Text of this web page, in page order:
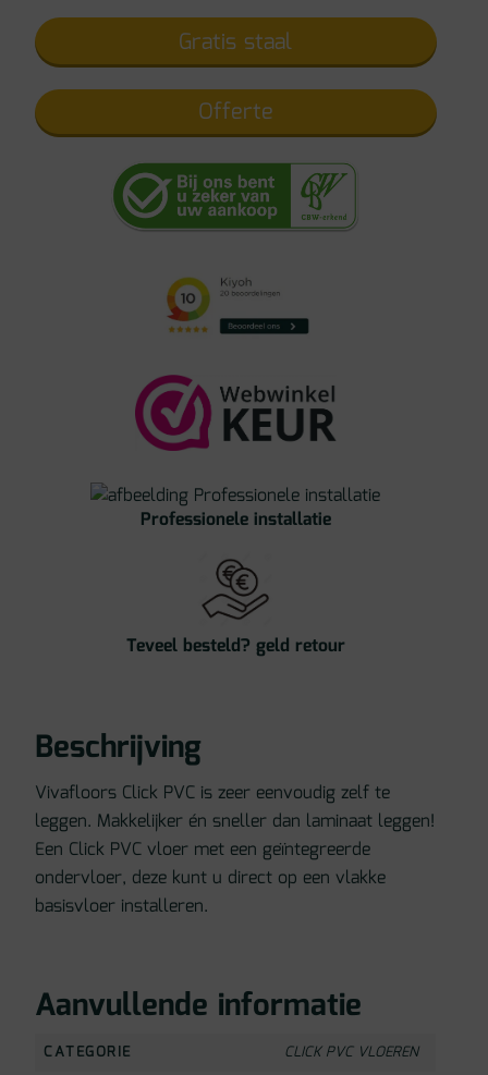
Gratis staal
Offerte
Professionele installatie
Teveel besteld? geld retour
Beschrijving
Vivafloors Click PVC is zeer eenvoudig zelf te
leggen. Makkelijker én sneller dan laminaat leggen!
Een Click PVC vloer met een geïntegreerde
ondervloer, deze kunt u direct op een vlakke
basisvloer installeren.
Aanvullende informatie
CATEGORIE CLICK PVC VLOEREN